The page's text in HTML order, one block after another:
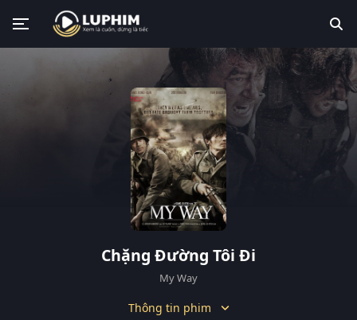
Chặng Đường Tôi Đi
My Way
Thông tin phim